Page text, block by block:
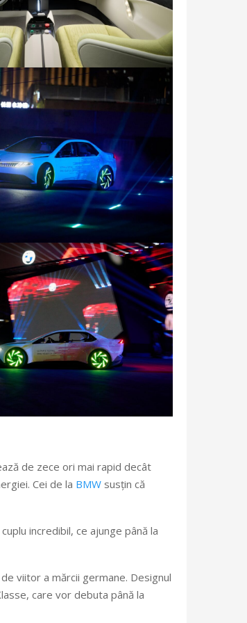
de zece ori mai rapid decât
Cei de la BMW susțin că
incredibil, ce ajunge până la
viitor a mărcii germane. Designul
care vor debuta până la